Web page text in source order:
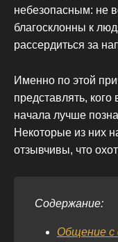
небезопасным: не
благосклонны к
рассердиться за
Именно по этой
представлять,
начала лучше
Некоторые из них
отзывчивы, что
Содержание:
Общение с